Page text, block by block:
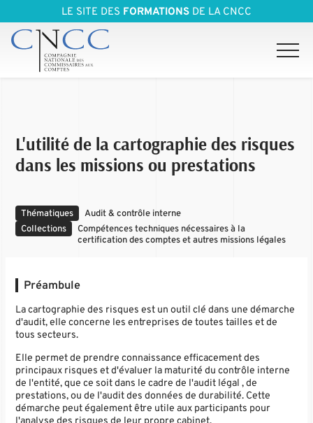
LE SITE DES FORMATIONS DE LA CNCC
L'utilité de la cartographie des risques
dans les missions ou prestations
Thématiques
Audit & contrôle interne
Collections
Compétences techniques nécessaires à la
certification des comptes et autres missions légales
Préambule
La cartographie des risques est un outil clé dans une démarche
d'audit, elle concerne les entreprises de toutes tailles et de
tous secteurs.
Elle permet de prendre connaissance efficacement des
principaux risques et d'évaluer la maturité du contrôle interne
de l'entité, que ce soit dans le cadre de l'audit légal , de
prestations, ou de l'audit des données de durabilité. Cette
démarche peut également être utile aux participants pour